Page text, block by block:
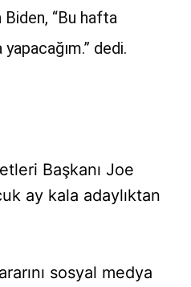
Biden, “Bu hafta
dedi.
Başkanı Joe
ay kala adaylıktan
sosyal medya